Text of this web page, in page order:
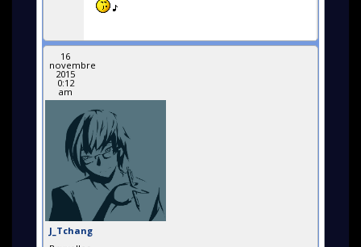
16
novembre
2015
0:12
am
J_Tchang